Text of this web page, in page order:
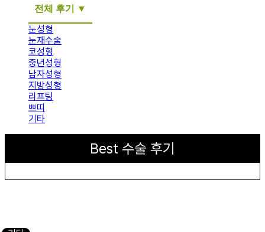
전체 후기
눈성형
눈재수술
코성형
중년성형
남자성형
지방성형
리프팅
쁘띠
기타
Best 수술 후기